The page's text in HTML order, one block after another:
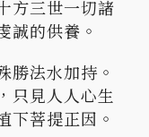
方三世一切諸
誠的供養。
勝法水加持。
只見人人心生
下菩提正因。